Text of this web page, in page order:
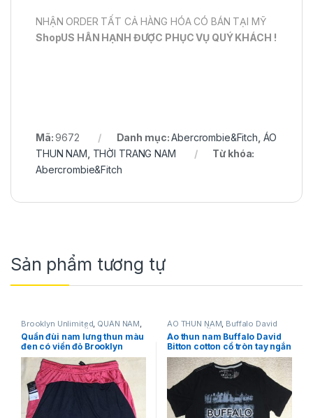
NHẬN ORDER TẤT CẢ HÀNG HÓA CÓ BÁN TẠI MỸ
ShopUS HÂN HẠNH ĐƯỢC PHỤC VỤ QUÝ KHÁCH !
Mã:9672 Danh mục:Abercrombie&Fitch ÁO
THUN NAM THỜI TRANG NAM
Từ khóa:
Abercrombie&Fitch
Sản phẩm tương tự
Brooklyn Unlimited, QUẦN NAM,
SHORT NAM THỜI TRANG NAM
Quần đùi nam lưng thun màu
đen có viền đỏ Brooklyn
Unlimited size M
ÁO THUN NAM, Buffalo David
Bitton THỜI TRANG NAM
Áo thun nam Buffalo David
Bitton cotton cổ tròn tay ngắn
màu đen size S chính hãng
hàng mỹ